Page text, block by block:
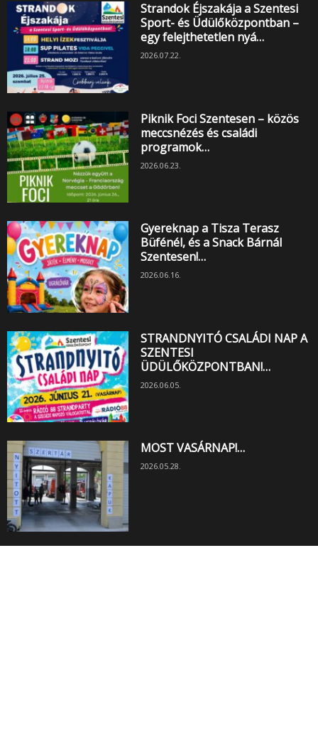
Strandok Éjszakája a Szentesi
Sport- és Üdülőközpontban –
egy felejthetetlen nyá…
2026.07.22.
Piknik Foci Szentesen – közös
meccsnézés és családi
programok…
2026.06.23.
Gyereknap a Tisza Terasz
Büfénél, és a Snack Bárnál
Szentesen!…
2026.06.16.
STRANDNYITÓ CSALÁDI NAP A
SZENTESI
ÜDÜLŐKÖZPONTBAN!…
2026.06.05.
MOST VASÁRNAP!…
2026.05.28.